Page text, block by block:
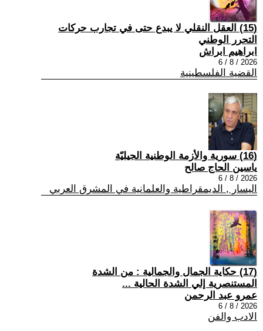
(15) العقل النقلي لا يبدع حتى في تجارب حركات
التحرر الوطني
ابراهيم ابراش
2026 / 8 / 6
القضية الفلسطينية
(16) سورية والأزمة الوطنية الجيليّة
ياسين الحاج صالح
2026 / 8 / 6
اليسار , الديمقراطية والعلمانية في المشرق العربي
(17) حكاية الجمال والجمالية : من الشدة
المستنصرية إلي الشدة الحالية ...
عمرو عبد الرحمن
2026 / 8 / 6
الادب والفن